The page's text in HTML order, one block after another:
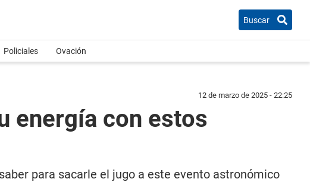
Buscar
Policiales Ovación
12 de marzo de 2025 - 22:25
energía con estos
para sacarle el jugo a este evento astronómico